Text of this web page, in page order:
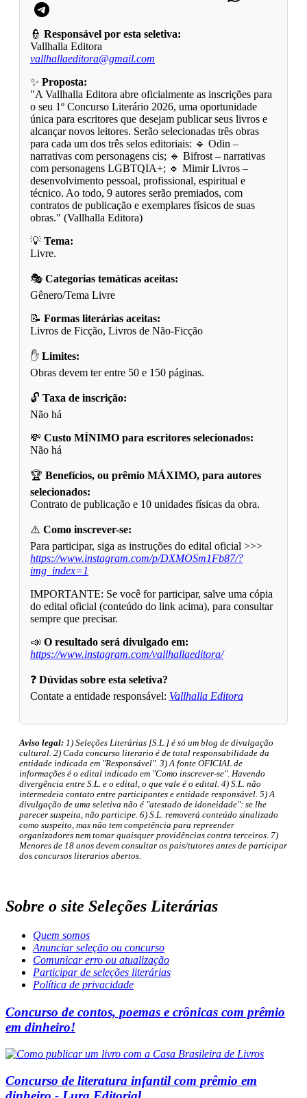
👮 Responsável por esta seletiva:
Vallhalla Editora
vallhallaeditora@gmail.com
✨ Proposta:
"A Vallhalla Editora abre oficialmente as inscrições para
o seu 1º Concurso Literário 2026, uma oportunidade
única para escritores que desejam publicar seus livros e
alcançar novos leitores. Serão selecionadas três obras
para cada um dos três selos editoriais: 🔹 Odin –
narrativas com personagens cis; 🔹 Bifrost – narrativas
com personagens LGBTQIA+; 🔹 Mimir Livros –
desenvolvimento pessoal, profissional, espiritual e
técnico. Ao todo, 9 autores serão premiados, com
contratos de publicação e exemplares físicos de suas
obras." (Vallhalla Editora)
💡 Tema:
Livre.
🎭 Categorias temáticas aceitas:
Gênero/Tema Livre
📝 Formas literárias aceitas:
Livros de Ficção, Livros de Não-Ficção
✋ Limites:
Obras devem ter entre 50 e 150 páginas.
🔓 Taxa de inscrição:
Não há
💸 Custo MÍNIMO para escritores selecionados:
Não há
🏆 Benefícios, ou prêmio MÁXIMO, para autores
selecionados:
Contrato de publicação e 10 unidades físicas da obra.
⚠️ Como inscrever-se:
Para participar, siga as instruções do edital oficial >>>
https://www.instagram.com/p/DXMOSm1Fb87/?
img_index=1
IMPORTANTE: Se você for participar, salve uma cópia
do edital oficial (conteúdo do link acima), para consultar
sempre que precisar.
📣 O resultado será divulgado em:
https://www.instagram.com/vallhallaeditora/
❓ Dúvidas sobre esta seletiva?
Contate a entidade responsável: Vallhalla Editora
Aviso legal: 1) Seleções Literárias [S.L.] é só um blog de divulgação
cultural. 2) Cada concurso literario é de total responsabilidade da
entidade indicada em "Responsável". 3) A fonte OFICIAL de
informações é o edital indicado em "Como inscrever-se". Havendo
divergência entre S.L. e o edital, o que vale é o edital. 4) S.L. não
intermedeia contato entre participantes e entidade responsável. 5) A
divulgação de uma seletiva não é "atestado de idoneidade": se lhe
parecer suspeita, não participe. 6) S.L. removerá conteúdo sinalizado
como suspeito, mas não tem competência para repreender
organizadores nem tomar quaisquer providências contra terceiros. 7)
Menores de 18 anos devem consultar os pais/tutores antes de participar
dos concursos literarios abertos.
Sobre o site Seleções Literárias
Quem somos
Anunciar seleção ou concurso
Comunicar erro ou atualização
Participar de seleções literárias
Política de privacidade
Concurso de contos, poemas e crônicas com prêmio
em dinheiro!
Concurso de literatura infantil com prêmio em